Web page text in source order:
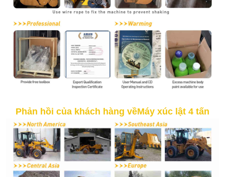
Phản hồi của khách hàng vềMáy xúc lật 4 tấn